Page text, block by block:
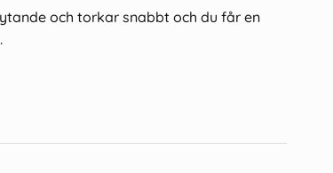
kula
och torkar snabbt och du får en